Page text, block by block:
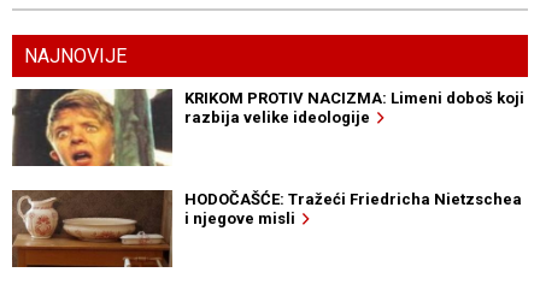
NAJNOVIJE
KRIKOM PROTIV NACIZMA: Limeni doboš koji
razbija velike ideologije
HODOČAŠĆE: Tražeći Friedricha Nietzschea
i njegove misli